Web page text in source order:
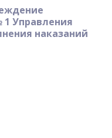
Управления
наказаний